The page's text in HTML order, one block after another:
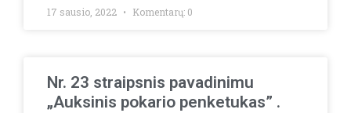
17 sausio, 2022 Komentarų: 0
Nr. 23 straipsnis pavadinimu
„Auksinis pokario penketukas” .